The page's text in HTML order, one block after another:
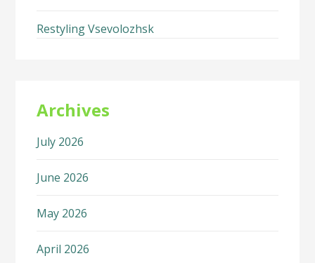
Restyling Vsevolozhsk
Archives
July 2026
June 2026
May 2026
April 2026